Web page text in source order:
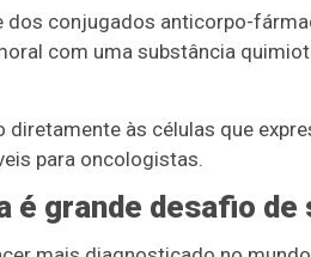
dos conjugados anticorpo-
com uma substância
às células que
para oncologistas.
é grande desafio de